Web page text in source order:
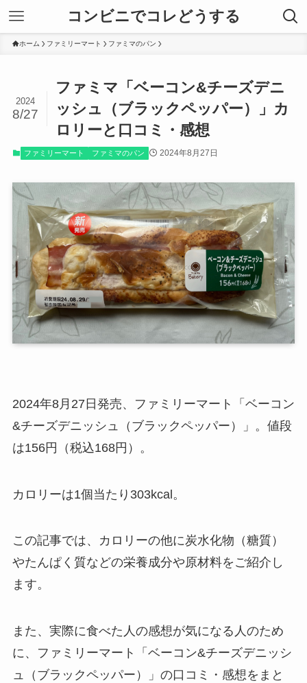
コンビニでコレどうする
ホーム ファミリーマート ファミマのパン
ファミマ「ベーコン&チーズデニ
ッシュ（ブラックペッパー）」カ
ロリーと口コミ・感想
2024
8/27
ファミリーマート ファミマのパン 2024年8月27日
2024年8月27日発売、ファミリーマート「ベーコン
&チーズデニッシュ（ブラックペッパー）」。値段
は156円（税込168円）。
カロリーは1個当たり303kcal。
この記事では、カロリーの他に炭水化物（糖質）
やたんぱく質などの栄養成分や原材料をご紹介し
ます。
また、実際に食べた人の感想が気になる人のため
に、ファミリーマート「ベーコン&チーズデニッシ
ュ（ブラックペッパー）」の口コミ・感想をまと